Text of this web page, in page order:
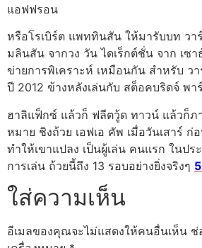
แอฟฟรอน
หรือโรเบิร์ต แพททินสัน ให้มารับบท วา
มลินสัน จากวง วัน ไดเร็กต์ชั่น จาก เซ
ข่ายการพิเคราะห์ เหมือนกัน สำหรับ วา
ปี 2012 ข้างหลังเล่นกับ สต็อคบริดจ์ พา
ฮาลิแฟ็กซ์ แล้วก็ ฟลีตวู้ด ทาวน์ แล้วก็ภ
หมาย ชิงถ้วย เอฟเอ คัพ เมื่อวันเสาร์
ทำให้เขาแปลง เป็นผู้เล่น คนแรก ในป
การเล่น ถ้วยนี้ถึง 13 รอบอย่างยิ่งจริงๆ
ใส่ความเห็น
อีเมลของคุณจะไม่แสดงให้คนอื่นเห็น ช่